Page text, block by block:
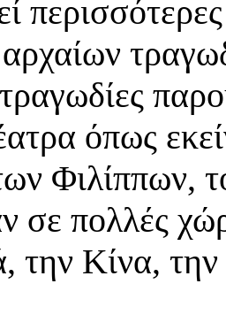
αρχαίων
όπως
Φιλίππων,
σε πολλές
την Κίνα,